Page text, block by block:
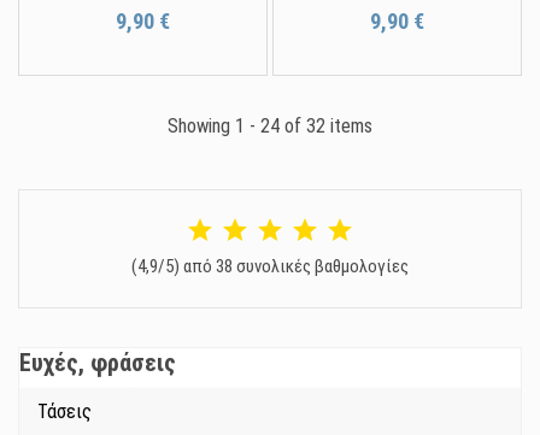
9,90 € 9,90 €
Showing 1 - 24 of 32 items
(4,9/5) από 38 συνολικές βαθμολογίες
Ευχές, φράσεις
Τάσεις